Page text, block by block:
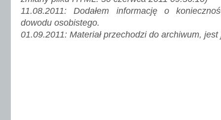
11.08.2011: Dodałem informację o
dowodu osobistego.
01.09.2011: Materiał przechodzi do archiwum,